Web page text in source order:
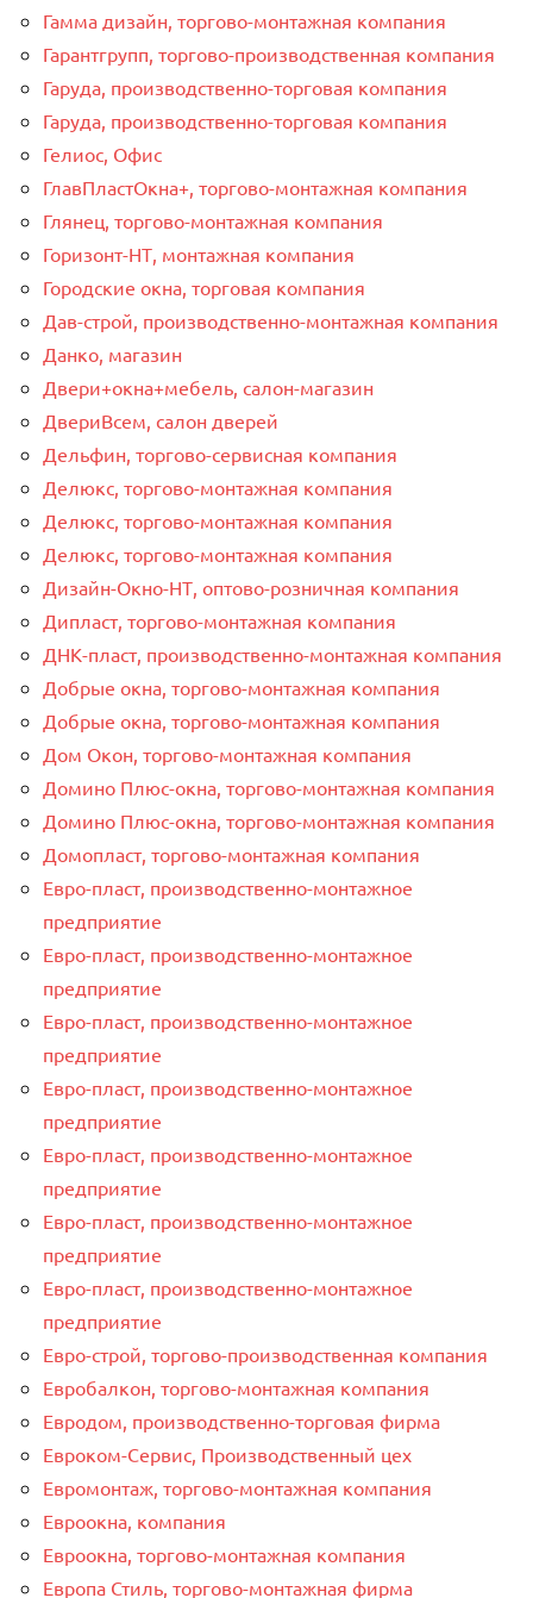
Гамма дизайн, торгово-монтажная компания
Гарантгрупп, торгово-производственная компания
Гаруда, производственно-торговая компания
Гаруда, производственно-торговая компания
Гелиос, Офис
ГлавПластОкна+, торгово-монтажная компания
Глянец, торгово-монтажная компания
Горизонт-НТ, монтажная компания
Городские окна, торговая компания
Дав-строй, производственно-монтажная компания
Данко, магазин
Двери+окна+мебель, салон-магазин
ДвериВсем, салон дверей
Дельфин, торгово-сервисная компания
Делюкс, торгово-монтажная компания
Делюкс, торгово-монтажная компания
Делюкс, торгово-монтажная компания
Дизайн-Окно-НТ, оптово-розничная компания
Дипласт, торгово-монтажная компания
ДНК-пласт, производственно-монтажная компания
Добрые окна, торгово-монтажная компания
Добрые окна, торгово-монтажная компания
Дом Окон, торгово-монтажная компания
Домино Плюс-окна, торгово-монтажная компания
Домино Плюс-окна, торгово-монтажная компания
Домопласт, торгово-монтажная компания
Евро-пласт, производственно-монтажное
предприятие
Евро-пласт, производственно-монтажное
предприятие
Евро-пласт, производственно-монтажное
предприятие
Евро-пласт, производственно-монтажное
предприятие
Евро-пласт, производственно-монтажное
предприятие
Евро-пласт, производственно-монтажное
предприятие
Евро-пласт, производственно-монтажное
предприятие
Евро-строй, торгово-производственная компания
Евробалкон, торгово-монтажная компания
Евродом, производственно-торговая фирма
Евроком-Сервис, Производственный цех
Евромонтаж, торгово-монтажная компания
Евроокна, компания
Евроокна, торгово-монтажная компания
Европа Стиль, торгово-монтажная фирма